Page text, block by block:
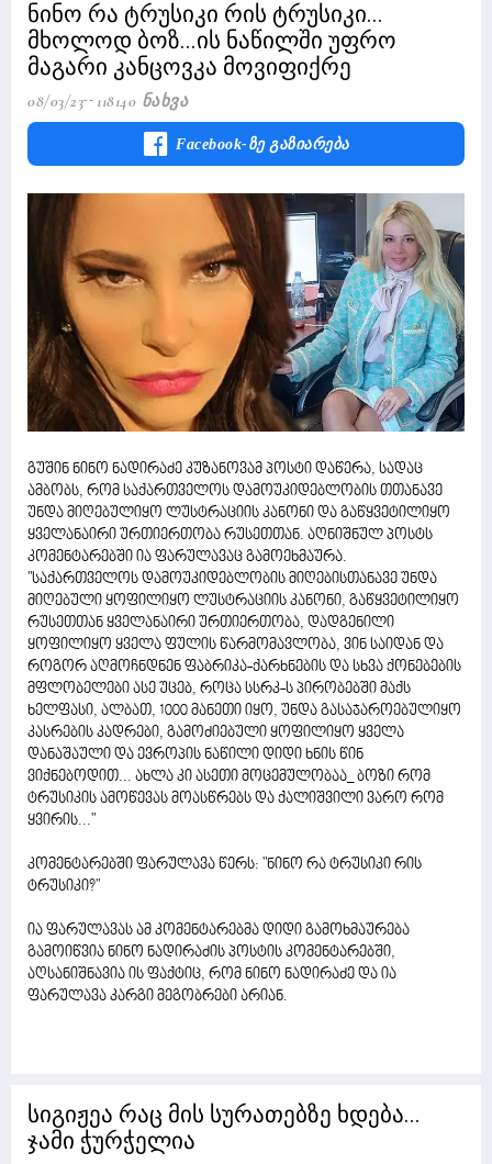
ნინო რა ტრუსიკი რის ტრუსიკი...
მხოლოდ ბოზ...ის ნაწილში უფრო
მაგარი კანცოვკა მოვიფიქრე
08/03/23 118140 Ნახვა
Facebook-Ზე Გაზიარება
გუშინ ნინო ნადირაძე კუზანოვამ პოსტი დაწერა, სადაც
ამბობს, რომ საქართველოს დამოუკიდებლობის თთანავე
უნდა მიღებულიყო ლუსტრაციის კანონი და გაწყვეტილიყო
ყველანაირი ურთიერთობა რუსეთთან. აღნიშნულ პოსტს
კომენტარებში ია ფარულავაც გამოეხმაურა.
"საქართველოს დამოუკიდებლობის მიღებისთანავე უნდა
მიღებული ყოფილიყო ლუსტრაციის კანონი, გაწყვეტილიყო
რუსეთთან ყველანაირი ურთიერთობა, დადგენილი
ყოფილიყო ყველა ფულის წარმომავლობა, ვინ საიდან და
როგორ აღმოჩნდნენ ფაბრიკა-ქარხნების და სხვა ქონებების
მფლობელები ასე უცებ, როცა სსრკ-ს პირობებში მაქს
ხელფასი, ალბათ, 1000 მანეთი იყო, უნდა გასაჯაროებულიყო
კასრების კადრები, გამოძიებული ყოფილიყო ყველა
დანაშაული და ევროპის ნაწილი დიდი ხნის წინ
ვიქნებოდით... ახლა კი ასეთი მოცემულობაა_ ბოზი რომ
ტრუსიკის ამოწევას მოასწრებს და ქალიშვილი ვარო რომ
ყვირის..."
კომენტარებში ფარულავა წერს: "ნინო რა ტრუსიკი რის
ტრუსიკი?"
ია ფარულავას ამ კომენტარებმა დიდი გამოხმაურება
გამოიწვია ნინო ნადირაძის პოსტის კომენტარებში,
აღსანიშნავია ის ფაქტიც, რომ ნინო ნადირაძე და ია
ფარულავა კარგი მეგობრები არიან.
სიგიჟეა რაც მის სურათებზე ხდება...
ჯამი ჭურჭელია